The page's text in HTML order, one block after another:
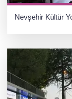
Nevşehir Kültür